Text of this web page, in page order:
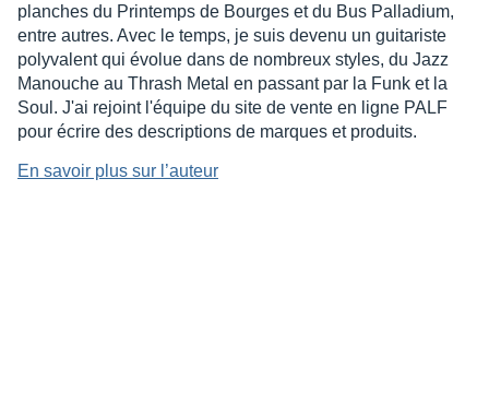
planches du Printemps de Bourges et du Bus Palladium,
entre autres. Avec le temps, je suis devenu un guitariste
polyvalent qui évolue dans de nombreux styles, du Jazz
Manouche au Thrash Metal en passant par la Funk et la
Soul. J'ai rejoint l'équipe du site de vente en ligne PALF
pour écrire des descriptions de marques et produits.
En savoir plus sur l’auteur